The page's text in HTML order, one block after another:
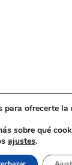
para ofrecerte la
sobre qué
ajustes.